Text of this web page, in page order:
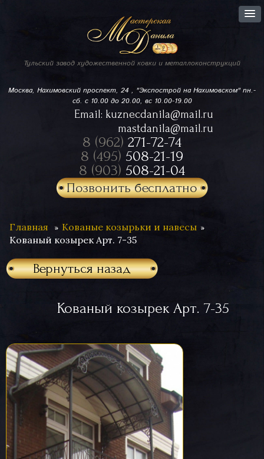
Тульский завод художественной ковки и металлоконструкций
Москва, Нахимовский проспект, 24 , "Экспострой на Нахимовском"пн.-
сб. с 10.00 до 20.00, вс 10.00-19.00
Email: kuznecdanila@mail.ru
mastdanila@mail.ru
8 (962) 271-72-74
8 (495) 508-21-19
8 (903) 508-21-04
Позвонить бесплатно
Главная
Кованые козырьки и навесы
Кованый козырек Арт. 7-35
Вернуться назад
Кованый козырек Арт. 7-35